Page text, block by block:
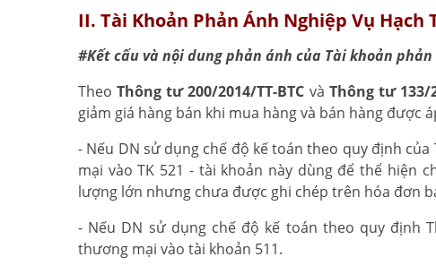
II. Tài Khoản Phản Ánh Nghiệp Vụ
#Kết cấu và nội dung phản ánh của Tài khoản
TheoThông tư 200/2014/TT-BTC và Thông tư 133/
giảm giá hàng bán khi mua hàng và bán hàng được
- Nếu DN sử dụng chế độ kế toán theo quy định
mại vào TK 521 - tài khoản này dùng để thể hiện
lượng lớn nhưng chưa được ghi chép trên hóa đơn
- Nếu DN sử dụng chế độ kế toán theo quy định
thương mại vào tài khoản 511.